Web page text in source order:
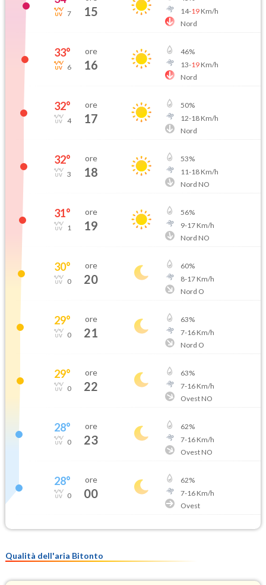
7 15
14-19Km/h
Nord
33°
6
ore
16
46%
13-19Km/h
Nord
32°
4
ore
17
50%
12-18Km/h
Nord
32°
3
ore
18
53%
11-18Km/h
Nord NO
31°
1
ore
19
56%
9-17Km/h
Nord NO
30°
0
ore
20
60%
8-17Km/h
Nord O
29°
0
ore
21
63%
7-16Km/h
Nord O
29°
0
ore
22
63%
7-16Km/h
Ovest NO
28°
0
ore
23
62%
7-16Km/h
Ovest NO
28°
0
ore
00
62%
7-16Km/h
Ovest
Qualità dell'aria Bitonto